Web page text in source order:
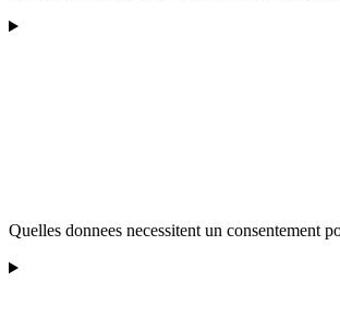
Quelles donnees necessitent un consentement